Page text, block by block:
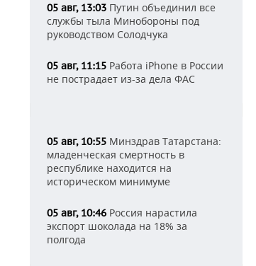
05 авг, 13:03 Путин объединил все
службы тыла Минобороны под
руководством Солодчука
05 авг, 11:15 Работа iPhone в России
не пострадает из-за дела ФАС
05 авг, 10:55 Минздрав Татарстана:
младенческая смертность в
республике находится на
историческом минимуме
05 авг, 10:46 Россия нарастила
экспорт шоколада на 18% за
полгода